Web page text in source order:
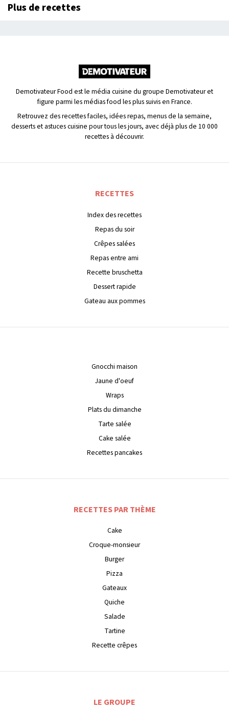
Plus de recettes
Demotivateur Food est le média cuisine du groupe Demotivateur et
figure parmi les médias food les plus suivis en France.
Retrouvez des recettes faciles, idées repas, menus de la semaine,
desserts et astuces cuisine pour tous les jours, avec déjà plus de 10 000
recettes à découvrir.
RECETTES
Index des recettes
Repas du soir
Crêpes salées
Repas entre ami
Recette bruschetta
Dessert rapide
Gateau aux pommes
Gnocchi maison
Jaune d'oeuf
Wraps
Plats du dimanche
Tarte salée
Cake salée
Recettes pancakes
RECETTES PAR THÈME
Cake
Croque-monsieur
Burger
Pizza
Gateaux
Quiche
Salade
Tartine
Recette crêpes
LE GROUPE